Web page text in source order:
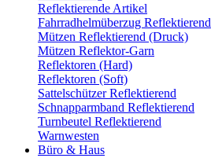
Reflektierende Artikel
Fahrradhelmüberzug Reflektierend
Mützen Reflektierend (Druck)
Mützen Reflektor-Garn
Reflektoren (Hard)
Reflektoren (Soft)
Sattelschützer Reflektierend
Schnapparmband Reflektierend
Turnbeutel Reflektierend
Warnwesten
Büro & Haus